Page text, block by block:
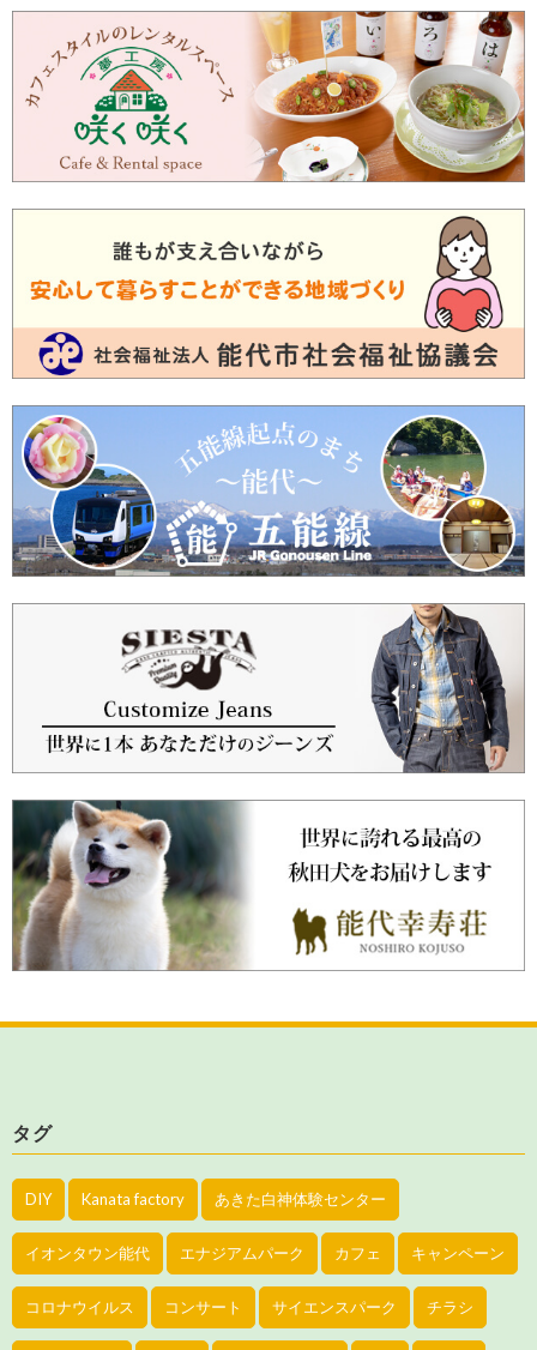
タグ
DIY Kanata factory あきた白神体験センター
イオンタウン能代 エナジアムパーク カフェ キャンペーン
コロナウイルス コンサート サイエンスパーク チラシ